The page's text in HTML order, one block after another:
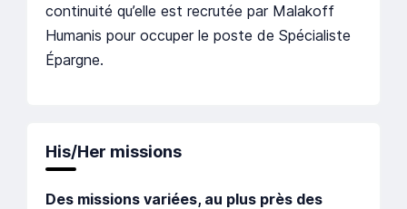
continuité qu’elle est recrutée par Malakoff
Humanis pour occuper le poste de Spécialiste
Épargne.
His/Her missions
Des missions variées, au plus près des